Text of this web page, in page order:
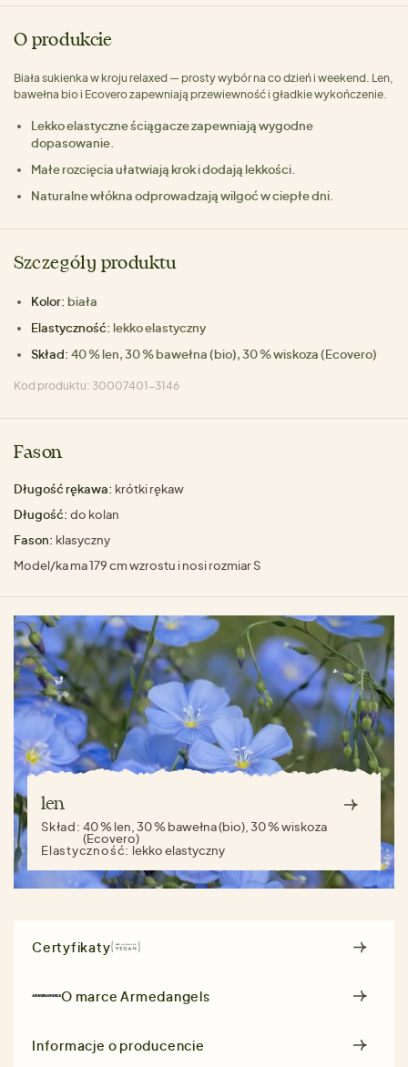
O produkcie
Biała sukienka w kroju relaxed — prosty wybór na co dzień i weekend. Len,
bawełna bio i Ecovero zapewniają przewiewność i gładkie wykończenie.
Lekko elastyczne ściągacze zapewniają wygodne
dopasowanie.
Małe rozcięcia ułatwiają krok i dodają lekkości.
Naturalne włókna odprowadzają wilgoć w ciepłe dni.
Szczegóły produktu
Kolor: biała
Elastyczność: lekko elastyczny
Skład: 40 % len, 30 % bawełna (bio), 30 % wiskoza (Ecovero)
Kod produktu: 30007401-3146
Fason
Długość rękawa: krótki rękaw
Długość: do kolan
Fason: klasyczny
Model/ka ma 179 cm wzrostu i nosi rozmiar S
len
Skład:40 % len, 30 % bawełna (bio), 30 % wiskoza
(Ecovero)
Elastyczność: lekko elastyczny
Certyfikaty
O marceArmedangels
Informacje o producencie